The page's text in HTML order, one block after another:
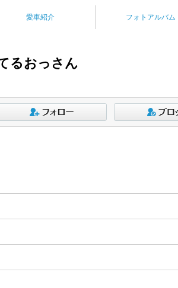
愛車紹介 フォトアルバム
るおっさん